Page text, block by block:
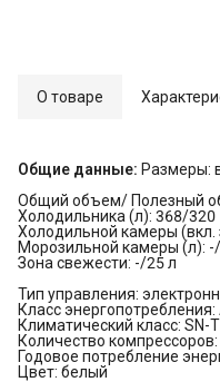
О товаре
Общие данные: Размеры:
Общий объем/ Полезный
Холодильника (л): 368/320
Холодильной камеры (вкл.
Морозильной камеры (л):
Зона свежести: -/25 л
Тип управления:
Класс энергопотребления:
Климатический класс: SN-
Количество компрессоров:
Годовое потребление
Цвет: белый